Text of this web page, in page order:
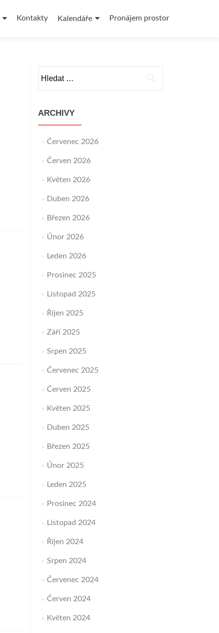
Kontakty Kalendáře Pronájem prostor
ARCHIVY
Červenec 2026
Červen 2026
Květen 2026
Duben 2026
Březen 2026
Únor 2026
Leden 2026
Prosinec 2025
Listopad 2025
Říjen 2025
Září 2025
Srpen 2025
Červenec 2025
Červen 2025
Květen 2025
Duben 2025
Březen 2025
Únor 2025
Leden 2025
Prosinec 2024
Listopad 2024
Říjen 2024
Srpen 2024
Červenec 2024
Červen 2024
Květen 2024